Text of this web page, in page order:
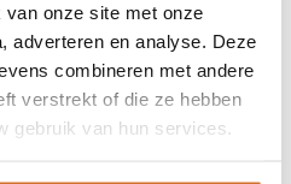
onze site met onze
adverteren en analyse. Deze
combineren met andere
verstrekt of die ze hebben
gebruik van hun services.
IN BEMMEL
bij jou in de buurt die
in Bemmel? Dan ben je bij
bezorgen kant-en-klaar